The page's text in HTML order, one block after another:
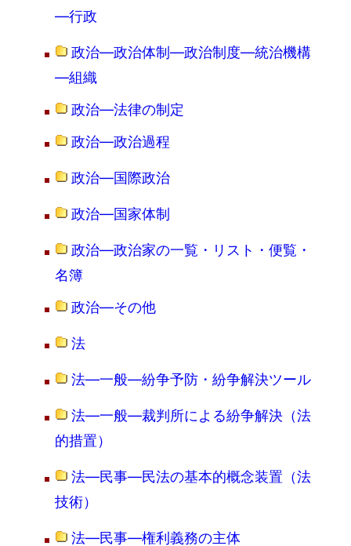
―行政
政治―政治体制―政治制度―統治機構
―組織
政治―法律の制定
政治―政治過程
政治―国際政治
政治―国家体制
政治―政治家の一覧・リスト・便覧・
名簿
政治―その他
法
法―一般―紛争予防・紛争解決ツール
法―一般―裁判所による紛争解決（法
的措置）
法―民事―民法の基本的概念装置（法
技術）
法―民事―権利義務の主体